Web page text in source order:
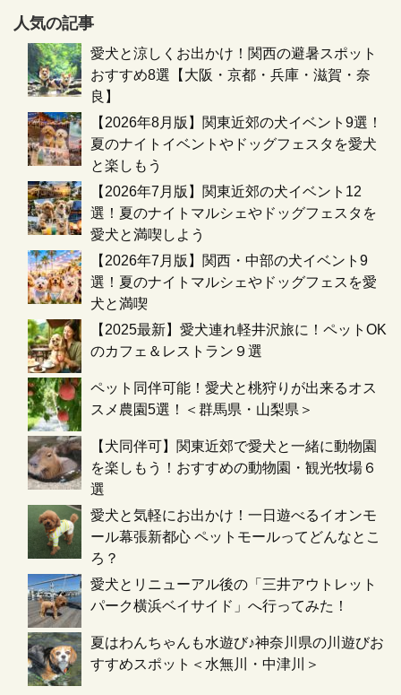
人気の記事
愛犬と涼しくお出かけ！関西の避暑スポット
おすすめ8選【大阪・京都・兵庫・滋賀・奈
良】
【2026年8月版】関東近郊の犬イベント9選！
夏のナイトイベントやドッグフェスタを愛犬
と楽しもう
【2026年7月版】関東近郊の犬イベント12
選！夏のナイトマルシェやドッグフェスタを
愛犬と満喫しよう
【2026年7月版】関西・中部の犬イベント9
選！夏のナイトマルシェやドッグフェスを愛
犬と満喫
【2025最新】愛犬連れ軽井沢旅に！ペットOK
のカフェ＆レストラン９選
ペット同伴可能！愛犬と桃狩りが出来るオス
スメ農園5選！＜群馬県・山梨県＞
【犬同伴可】関東近郊で愛犬と一緒に動物園
を楽しもう！おすすめの動物園・観光牧場６
選
愛犬と気軽にお出かけ！一日遊べるイオンモ
ール幕張新都心 ペットモールってどんなとこ
ろ？
愛犬とリニューアル後の「三井アウトレット
パーク横浜ベイサイド」へ行ってみた！
夏はわんちゃんも水遊び♪神奈川県の川遊びお
すすめスポット＜水無川・中津川＞